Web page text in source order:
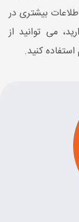
بیشتری در
می توانید از
کنید.